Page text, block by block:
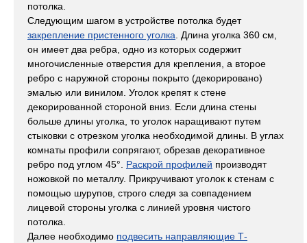
потолка.
Следующим шагом в устройстве потолка будет
закрепление пристенного уголка. Длина уголка 360 см,
он имеет два ребра, одно из которых содержит
многочисленные отверстия для крепления, а второе
ребро с наружной стороны покрыто (декорировано)
эмалью или винилом. Уголок крепят к стене
декорированной стороной вниз. Если длина стены
больше длины уголка, то уголок наращивают путем
стыковки с отрезком уголка необходимой длины. В углах
комнаты профили сопрягают, обрезав декоративное
ребро под углом 45°. Раскрой профилей производят
ножовкой по металлу. Прикручивают уголок к стенам с
помощью шурупов, строго следя за совпадением
лицевой стороны уголка с линией уровня чистого
потолка.
Далее необходимо подвесить направляющие Т-